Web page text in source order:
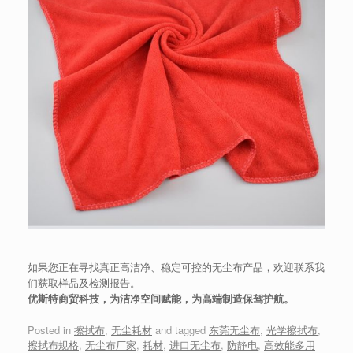
如果您正在寻找真正高洁净、稳定可控的无尘布产品，欢迎联系我
们获取样品及检测报告。
优斯特商贸科技，为洁净空间赋能，为高端制造保驾护航。
Posted in 擦拭布, 无尘耗材 and tagged 东莞无尘布, 光学擦拭布,
擦拭布规格, 无尘布厂家, 耗材, 进口无尘布, 防静电, 高效能多用